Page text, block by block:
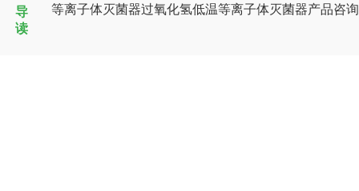
导
读
等离子体灭菌器过氧化氢低温等离子体灭菌器产品咨